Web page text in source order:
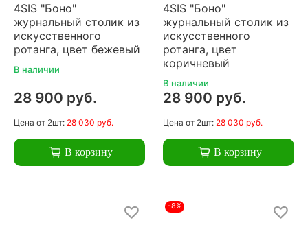
4SIS "Боно"
журнальный столик из
искусственного
ротанга, цвет бежевый
В наличии
28 900 руб.
Цена от 2шт: 28 030 руб.
В корзину
4SIS "Боно"
журнальный столик из
искусственного
ротанга, цвет
коричневый
В наличии
28 900 руб.
Цена от 2шт: 28 030 руб.
В корзину
-8%